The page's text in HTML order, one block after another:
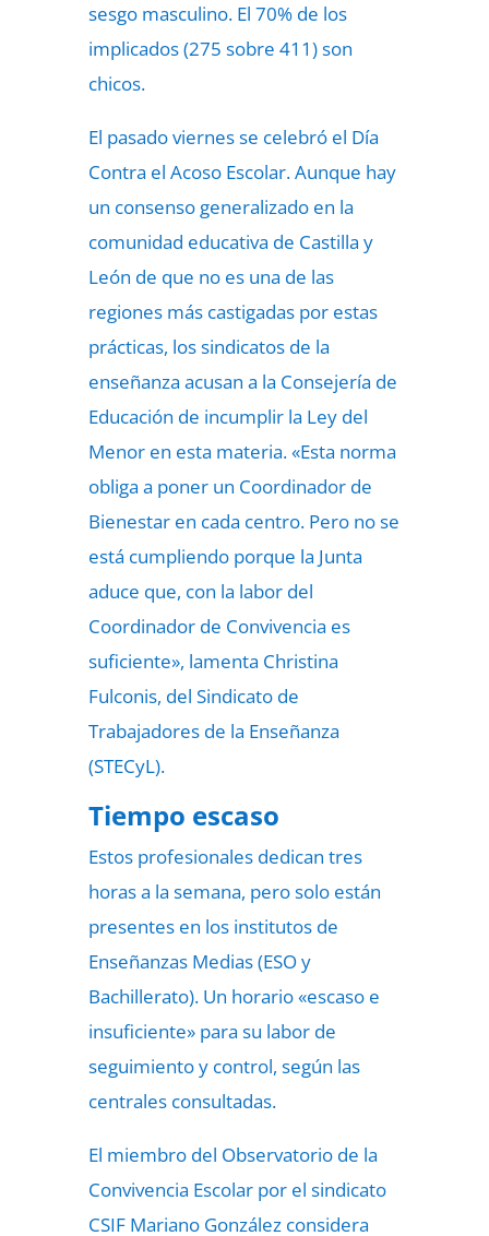
sesgo masculino. El 70% de los
implicados (275 sobre 411) son
chicos.
El pasado viernes se celebró el Día
Contra el Acoso Escolar. Aunque hay
un consenso generalizado en la
comunidad educativa de Castilla y
León de que no es una de las
regiones más castigadas por estas
prácticas, los sindicatos de la
enseñanza acusan a la Consejería de
Educación de incumplir la Ley del
Menor en esta materia. «Esta norma
obliga a poner un Coordinador de
Bienestar en cada centro. Pero no se
está cumpliendo porque la Junta
aduce que, con la labor del
Coordinador de Convivencia es
suficiente», lamenta Christina
Fulconis, del Sindicato de
Trabajadores de la Enseñanza
(STECyL).
Tiempo escaso
Estos profesionales dedican tres
horas a la semana, pero solo están
presentes en los institutos de
Enseñanzas Medias (ESO y
Bachillerato). Un horario «escaso e
insuficiente» para su labor de
seguimiento y control, según las
centrales consultadas.
El miembro del Observatorio de la
Convivencia Escolar por el sindicato
CSIF Mariano González considera